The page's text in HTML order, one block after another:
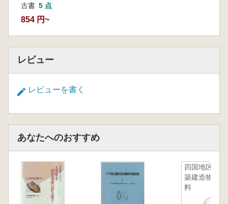
古書 5 点
854 円~
レビュー
レビューを書く
あなたへのおすすめ
四国地区移
築建造物資
料